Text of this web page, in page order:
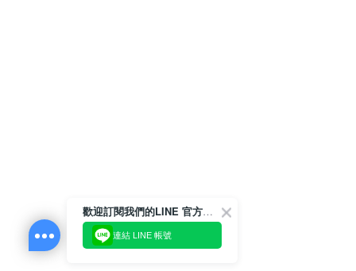
歡迎訂閱我們的LINE 官方帳號
連結 LINE 帳號